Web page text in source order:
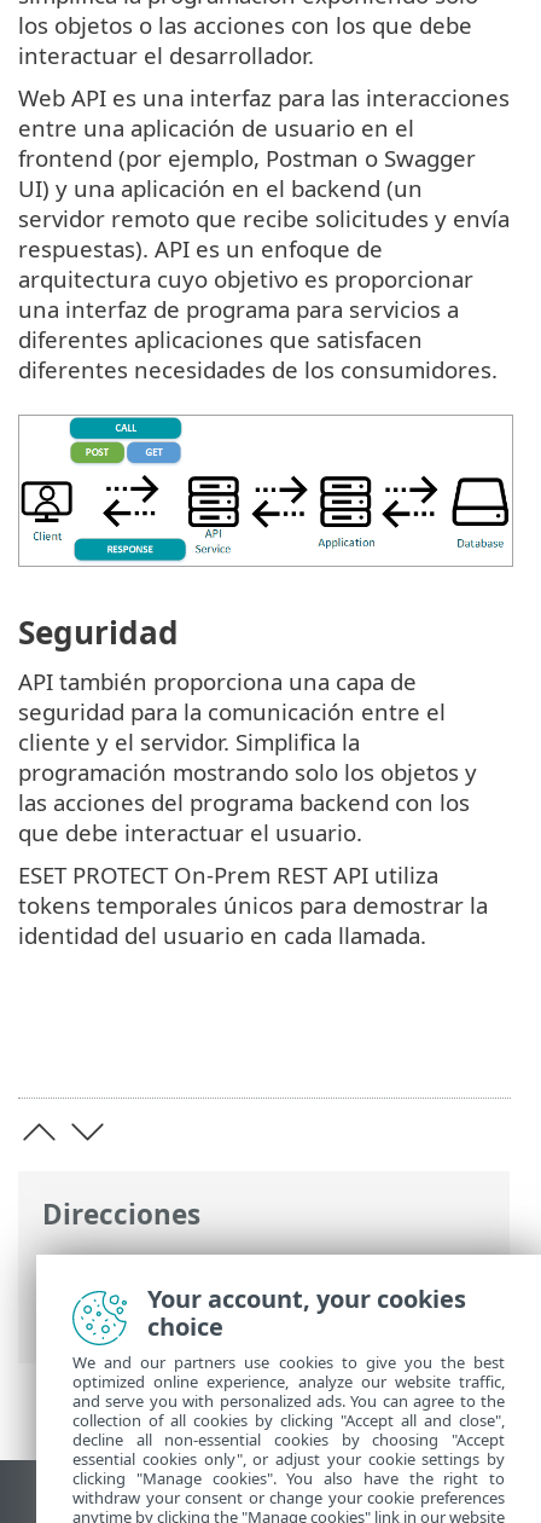
Direcciones
Ayuda en línea de ESET>ESET PROTECT
On-Prem
>ESET PROTECT On-Prem REST
API
los objetos o las acciones con los que debe
interactuar el desarrollador.
Web API es una interfaz para las interacciones
entre una aplicación de usuario en el
frontend (por ejemplo, Postman o Swagger
UI) y una aplicación en el backend (un
servidor remoto que recibe solicitudes y envía
respuestas). API es un enfoque de
arquitectura cuyo objetivo es proporcionar
una interfaz de programa para servicios a
diferentes aplicaciones que satisfacen
diferentes necesidades de los consumidores.
Seguridad
API también proporciona una capa de
seguridad para la comunicación entre el
cliente y el servidor. Simplifica la
programación mostrando solo los objetos y
las acciones del programa backend con los
que debe interactuar el usuario.
ESET PROTECT On-Prem REST API utiliza
tokens temporales únicos para demostrar la
identidad del usuario en cada llamada.
Ver sitio para ordenador
Your account, your cookies
choice
We and our partners use cookies to give you the best
optimized online experience, analyze our website traffic,
and serve you with personalized ads. You can agree to the
collection of all cookies by clicking "Accept all and close",
decline all non-essential cookies by choosing "Accept
essential cookies only", or adjust your cookie settings by
clicking "Manage cookies". You also have the right to
withdraw your consent or change your cookie preferences
anytime by clicking the "Manage cookies" link in our website